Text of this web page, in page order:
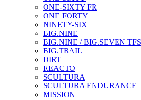
ONE-SIXTY FR
ONE-FORTY
NINETY-SIX
BIG.NINE
BIG.NINE / BIG.SEVEN TFS
BIG.TRAIL
DIRT
REACTO
SCULTURA
SCULTURA ENDURANCE
MISSION